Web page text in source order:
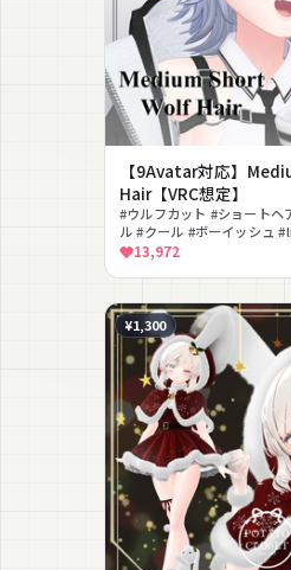
【9Avatar対応】
Hair【VRC想定】
#ウルフカット #ショートヘ
ル #クール #ボーイッシュ
プキー #色変更可能
13,972
¥1,300